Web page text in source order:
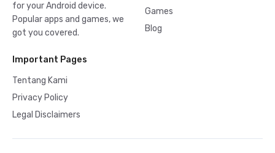
for your Android device.
Popular apps and games, we
got you covered.
Games
Blog
Important Pages
Tentang Kami
Privacy Policy
Legal Disclaimers